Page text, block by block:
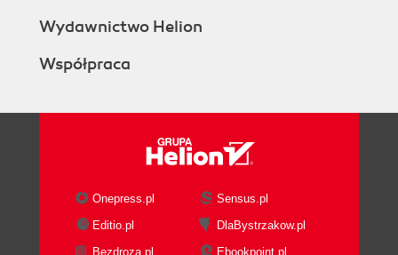
Wydawnictwo Helion
Współpraca
Onepress.pl
Sensus.pl
Editio.pl
DlaBystrzakow.pl
Bezdroza.pl
Ebookpoint.pl